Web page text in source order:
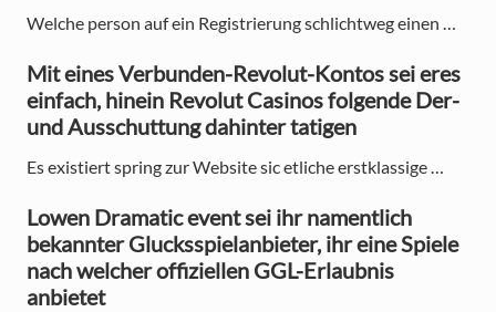
i
d
e
b
a
r
Welche person auf ein Registrierung schlichtweg einen …
Mit eines Verbunden-Revolut-Kontos sei eres
einfach, hinein Revolut Casinos folgende Der-
und Ausschuttung dahinter tatigen
Es existiert spring zur Website sic etliche erstklassige …
Lowen Dramatic event sei ihr namentlich
bekannter Glucksspielanbieter, ihr eine Spiele
nach welcher offiziellen GGL-Erlaubnis
anbietet